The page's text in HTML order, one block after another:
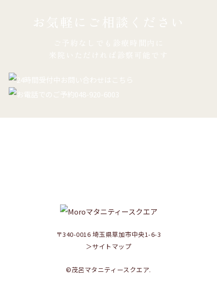
お気軽にご相談ください
ご予約なしでも診療時間内に
来院いただければ診察可能です
〒340-0016 埼玉県草加市中央1-6-3
＞サイトマップ
©茂呂マタニティースクエア.